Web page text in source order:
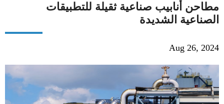
مطاحن أنابيب صناعية ثقيلة للتطبيقات
الصناعية الشديدة
Aug 26, 2024